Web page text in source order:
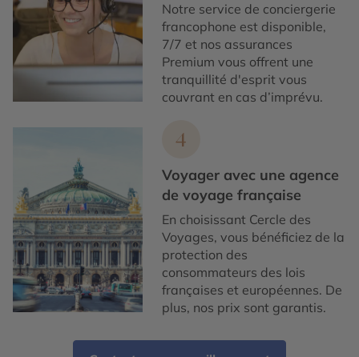
Notre service de conciergerie
francophone est disponible,
7/7 et nos assurances
Premium vous offrent une
tranquillité d'esprit vous
couvrant en cas d’imprévu.
4
Voyager avec une agence
de voyage française
En choisissant Cercle des
Voyages, vous bénéficiez de la
protection des
consommateurs des lois
françaises et européennes. De
plus, nos prix sont garantis.